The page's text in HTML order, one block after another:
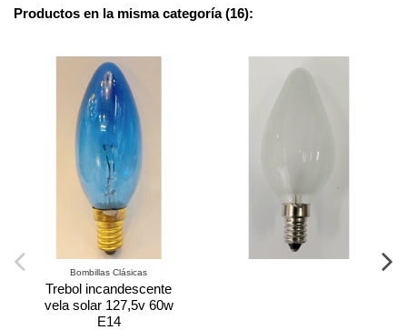
Productos en la misma categoría (16):
Bombillas Clásicas
Trebol incandescente
vela solar 127,5v 60w
E14